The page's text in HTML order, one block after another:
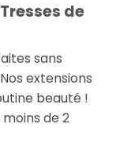
de
sans
extensions
beauté !
de 2